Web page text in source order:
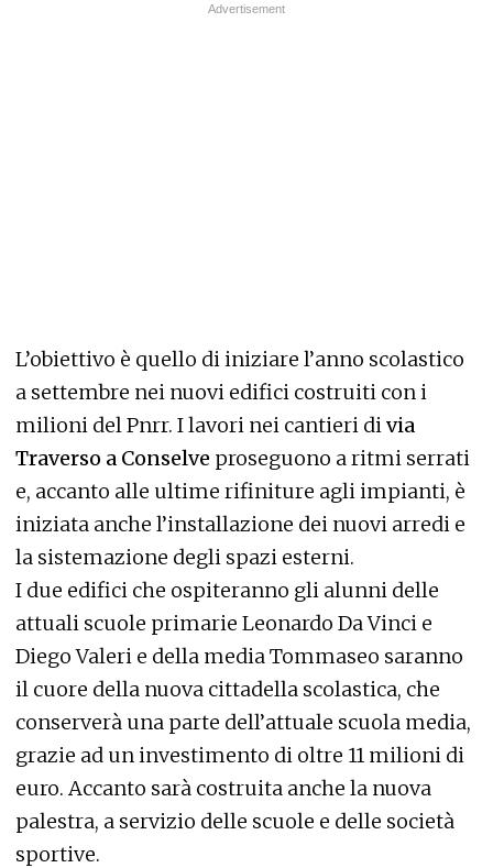
L’obiettivo è quello di iniziare l’anno scolastico
a settembre nei nuovi edifici costruiti con i
milioni del Pnrr. I lavori nei cantieri di via
Traverso a Conselve proseguono a ritmi serrati
e, accanto alle ultime rifiniture agli impianti, è
iniziata anche l’installazione dei nuovi arredi e
la sistemazione degli spazi esterni.
I due edifici che ospiteranno gli alunni delle
attuali scuole primarie Leonardo Da Vinci e
Diego Valeri e della media Tommaseo saranno
il cuore della nuova cittadella scolastica, che
conserverà una parte dell’attuale scuola media,
grazie ad un investimento di oltre 11 milioni di
euro. Accanto sarà costruita anche la nuova
palestra, a servizio delle scuole e delle società
sportive.